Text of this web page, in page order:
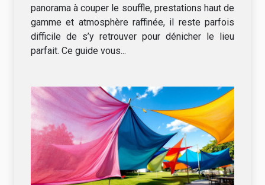
panorama à couper le souffle, prestations haut de
gamme et atmosphère raffinée, il reste parfois
difficile de s’y retrouver pour dénicher le lieu
parfait. Ce guide vous...